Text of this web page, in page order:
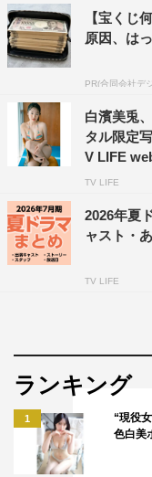
【宝くじ
原因、は
PR(合同会社デ
白濱美兎
タル限定
V LIFE
TV LIFE
2026年夏
ャスト・
TV LIFE
ランキング
1
“現役
色白美